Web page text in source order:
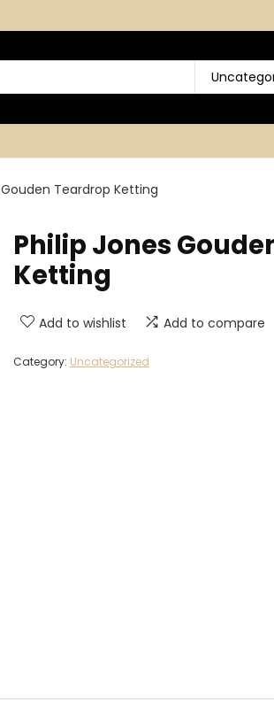
Teardrop Ketting
Philip Jones
Ketting
Add to wishlist Add to compare
Category: Uncategorized